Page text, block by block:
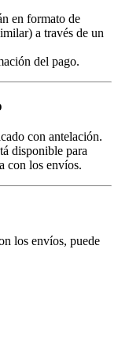
en formato de
a través de un
del pago.
con antelación.
disponible para
con los envíos.
los envíos, puede